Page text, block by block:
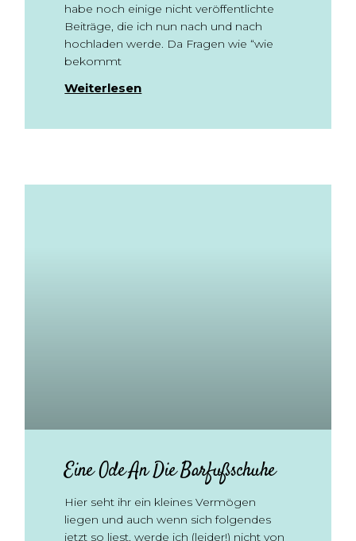
habe noch einige nicht veröffentlichte
Beiträge, die ich nun nach und nach
hochladen werde. Da Fragen wie “wie
bekommt
Weiterlesen
Eine Ode An Die Barfußschuhe
Hier seht ihr ein kleines Vermögen
liegen und auch wenn sich folgendes
jetzt so liest, werde ich (leider!) nicht von